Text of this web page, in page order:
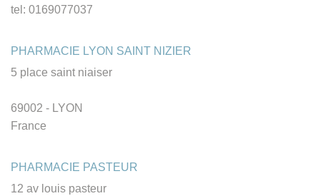
tel: 0169077037
PHARMACIE LYON SAINT NIZIER
5 place saint niaiser
69002 - LYON
France
PHARMACIE PASTEUR
12 av louis pasteur